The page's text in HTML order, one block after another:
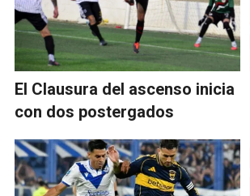
El Clausura del ascenso inicia
con dos postergados